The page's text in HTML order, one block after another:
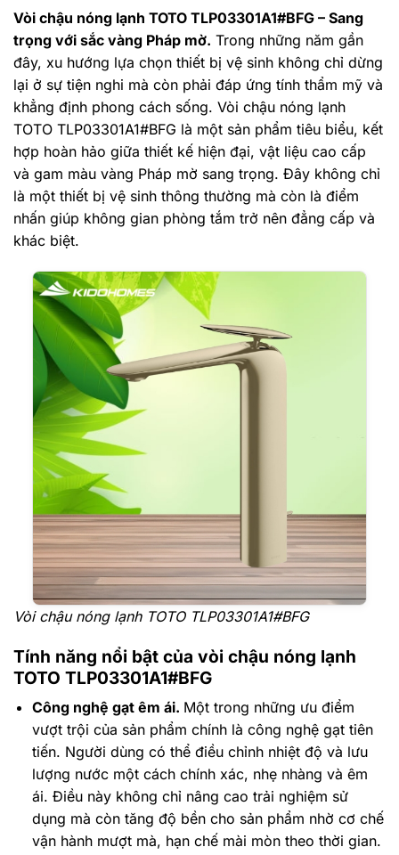
Vòi chậu nóng lạnh TOTO TLP03301A1#BFG – Sang
trọng với sắc vàng Pháp mờ. Trong những năm gần
đây, xu hướng lựa chọn thiết bị vệ sinh không chỉ dừng
lại ở sự tiện nghi mà còn phải đáp ứng tính thẩm mỹ và
khẳng định phong cách sống. Vòi chậu nóng lạnh
TOTO TLP03301A1#BFG là một sản phẩm tiêu biểu, kết
hợp hoàn hảo giữa thiết kế hiện đại, vật liệu cao cấp
và gam màu vàng Pháp mờ sang trọng. Đây không chỉ
là một thiết bị vệ sinh thông thường mà còn là điểm
nhấn giúp không gian phòng tắm trở nên đẳng cấp và
khác biệt.
Vòi chậu nóng lạnh TOTO TLP03301A1#BFG
Tính năng nổi bật của vòi chậu nóng lạnh
TOTO TLP03301A1#BFG
Công nghệ gạt êm ái. Một trong những ưu điểm
vượt trội của sản phẩm chính là công nghệ gạt tiên
tiến. Người dùng có thể điều chỉnh nhiệt độ và lưu
lượng nước một cách chính xác, nhẹ nhàng và êm
ái. Điều này không chỉ nâng cao trải nghiệm sử
dụng mà còn tăng độ bền cho sản phẩm nhờ cơ chế
vận hành mượt mà, hạn chế mài mòn theo thời gian.